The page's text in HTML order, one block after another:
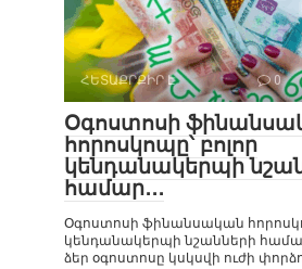
ՀԵՏԱՔՐՔԻՐ Է 0
Օգոստոսի
հորոսկոպը՝ բոլոր
կենդանակերպի
համար․․․
Օգոստոսի ֆինանսական
կենդանակերպի նշանների
ձեր օգոստոսը կսկսվի ուժի